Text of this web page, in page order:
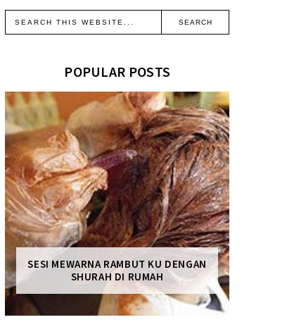
POPULAR POSTS
SESI MEWARNA RAMBUT KU DENGAN
SHURAH DI RUMAH